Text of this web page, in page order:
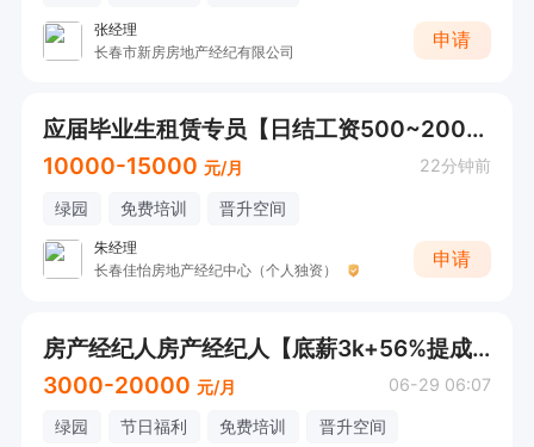
张经理
长春市新房房地产经纪有限公司
申请
应届毕业生租赁专员【日结工资500~2000+五险一金+高提成】
10000-15000 元/月 22分钟前
绿园 免费培训 晋升空间
朱经理
长春佳怡房地产经纪中心（个人独资）
申请
房产经纪人房产经纪人【底薪3k+56%提成+早8.30晚5.30】
3000-20000 元/月 06-29 06:07
绿园 节日福利 免费培训 晋升空间